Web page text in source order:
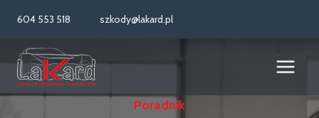
604 553 518 szkody@lakard.pl
Poradnik